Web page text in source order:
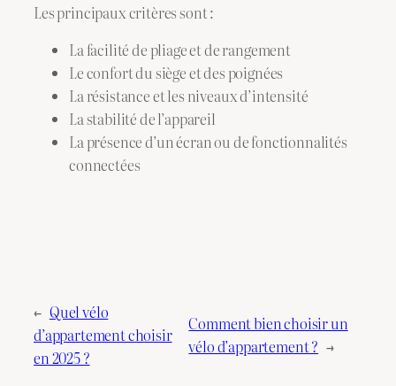
Les principaux critères sont :
La facilité de pliage et de rangement
Le confort du siège et des poignées
La résistance et les niveaux d’intensité
La stabilité de l’appareil
La présence d’un écran ou de fonctionnalités
connectées
← Quel vélo
d’appartement choisir
en 2025 ?
Comment bien choisir un
vélo d’appartement ? →